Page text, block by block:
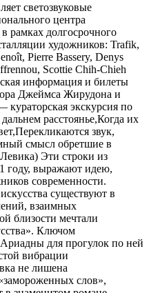
светозвуковые
центра
рамках долгосрочного
художников: Trafik,
Pierre Bassery, Denys
Scottie Chih-Chieh
информация и билеты
Джеймса Жирудона и
экскурсия по
расстоянье,Когда их
звук,
смысл обретшие в
Эти строки из
году, выражают идею,
современности.
существуют в
взаимных
близости мечтали
Ключом
для прогулок по ней
вибрации
не лишена
слов»,